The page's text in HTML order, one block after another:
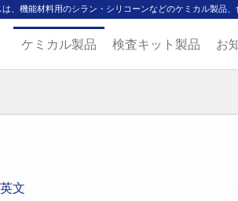
は、機能材料用のシラン・シリコーンなどのケミカル製品
ケミカル製品 検査キット製品 お
文